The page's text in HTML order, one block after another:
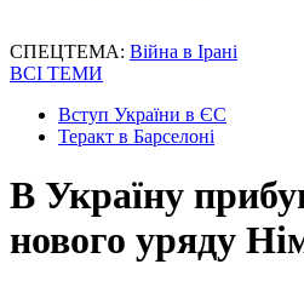
СПЕЦТЕМА: Війна в Ірані
ВСІ ТЕМИ
Вступ України в ЄС
Теракт в Барселоні
В Україну
нового уряду